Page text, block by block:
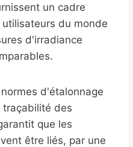
un cadre
du monde
d'irradiance
d'étalonnage
traçabilité des
que les
être liés, par une